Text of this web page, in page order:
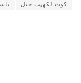
کوٹ لکھپت جیل